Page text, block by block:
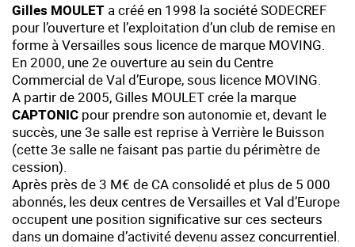
Gilles MOULET a créé en 1998 la société SODECREF
pour l’ouverture et l’exploitation d’un club de remise en
forme à Versailles sous licence de marque MOVING.
En 2000, une 2e ouverture au sein du Centre
Commercial de Val d’Europe, sous licence MOVING.
A partir de 2005, Gilles MOULET crée la marque
CAPTONIC pour prendre son autonomie et, devant le
succès, une 3e salle est reprise à Verrière le Buisson
(cette 3e salle ne faisant pas partie du périmètre de
cession).
Après près de 3 M€ de CA consolidé et plus de 5 000
abonnés, les deux centres de Versailles et Val d’Europe
occupent une position significative sur ces secteurs
dans un domaine d’activité devenu assez concurrentiel.